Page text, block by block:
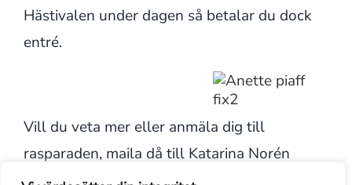
Hästivalen under dagen så betalar du dock
entré.
Vill du veta mer eller anmäla dig till
rasparaden, maila då till Katarina Norén
påinfo@skaraort ensrf.se